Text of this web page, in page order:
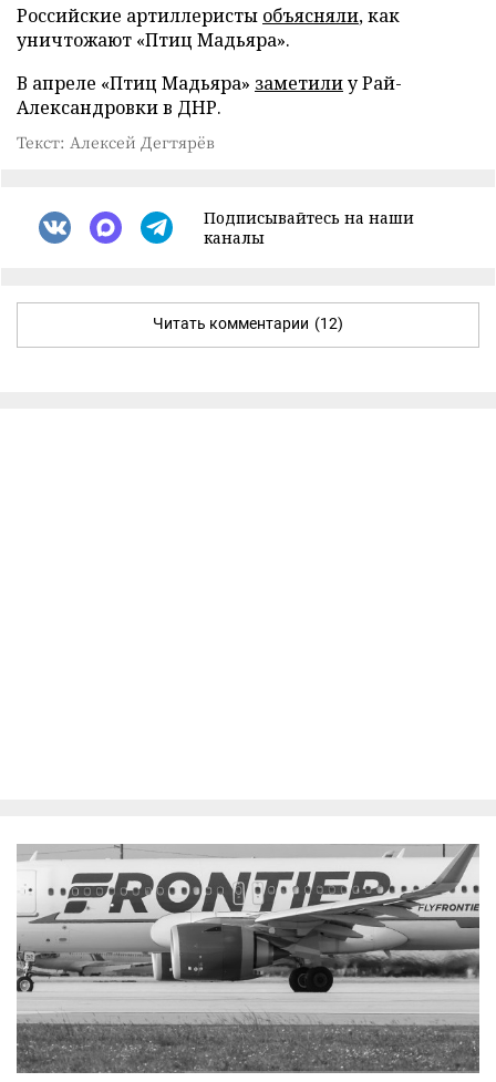
Российские артиллеристы объясняли, как
уничтожают «Птиц Мадьяра».
В апреле «Птиц Мадьяра» заметилиу Рай-
Александровки в ДНР.
Текст: Алексей Дегтярёв
Подписывайтесь на наши
каналы
Читать комментарии (12)